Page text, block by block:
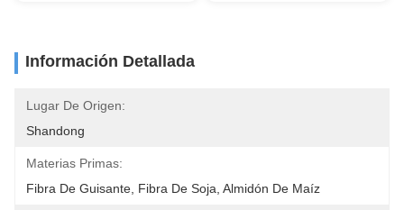
Información Detallada
Lugar De Origen:
Shandong
Materias Primas:
Fibra De Guisante, Fibra De Soja, Almidón De Maíz